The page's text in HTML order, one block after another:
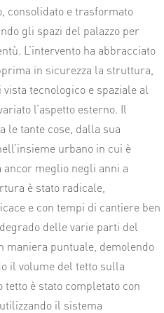
consolidato e trasformato
gli spazi del palazzo per
L’intervento ha abbracciato
in sicurezza la struttura,
tecnologico e spaziale al
l’aspetto esterno. Il
le tante cose, dalla sua
urbano in cui è
meglio negli anni a
è stato radicale,
e con tempi di cantiere ben
delle varie parti del
maniera puntuale, demolendo
il volume del tetto sulla
tetto è stato completato con
il sistema